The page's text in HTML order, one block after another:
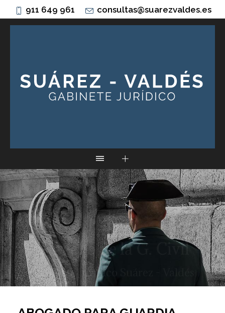
911 649 961 consultas@suarezvaldes.es
Derecho de la G. Civil
Gabinete Jurídico Suárez - Valdés